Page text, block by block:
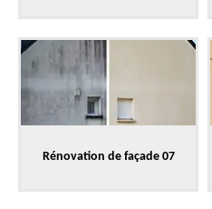
Rénovation de façade 07